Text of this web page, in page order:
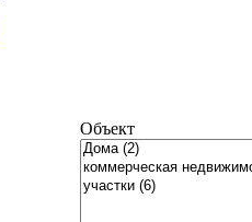
Объект